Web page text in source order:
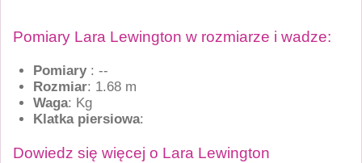
Pomiary Lara Lewington w rozmiarze i wadze:
Pomiary: --
Rozmiar: 1.68 m
Waga: Kg
Klatka piersiowa:
Dowiedz się więcej o Lara Lewington